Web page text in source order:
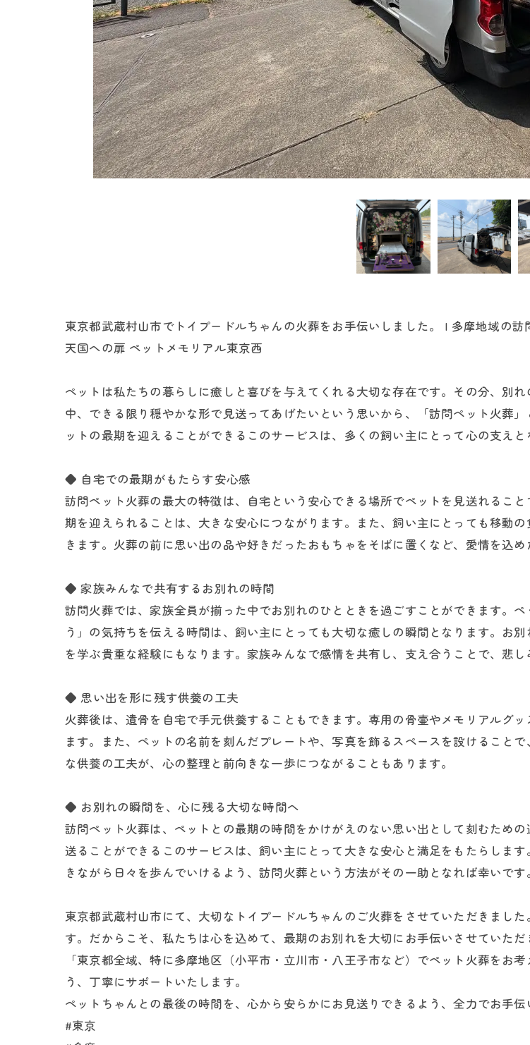
東京都武蔵村山市でトイプードルちゃんの火葬をお手伝いしました。 | 多摩地域の訪
天国への扉 ペットメモリアル東京西
ペットは私たちの暮らしに癒しと喜びを与えてくれる大切な存在です。その分、別
中、できる限り穏やかな形で見送ってあげたいという思いから、「訪問ペット火葬
ットの最期を迎えることができるこのサービスは、多くの飼い主にとって心の支えと
◆ 自宅での最期がもたらす安心感
訪問ペット火葬の最大の特徴は、自宅という安心できる場所でペットを見送れるこ
期を迎えられることは、大きな安心につながります。また、飼い主にとっても移動
きます。火葬の前に思い出の品や好きだったおもちゃをそばに置くなど、愛情を込
◆ 家族みんなで共有するお別れの時間
訪問火葬では、家族全員が揃った中でお別れのひとときを過ごすことができます。
う」の気持ちを伝える時間は、飼い主にとっても大切な癒しの瞬間となります。お
を学ぶ貴重な経験にもなります。家族みんなで感情を共有し、支え合うことで、悲し
◆ 思い出を形に残す供養の工夫
火葬後は、遺骨を自宅で手元供養することもできます。専用の骨壷やメモリアルグ
ます。また、ペットの名前を刻んだプレートや、写真を飾るスペースを設けること
な供養の工夫が、心の整理と前向きな一歩につながることもあります。
◆ お別れの瞬間を、心に残る大切な時間へ
訪問ペット火葬は、ペットとの最期の時間をかけがえのない思い出として刻むため
送ることができるこのサービスは、飼い主にとって大きな安心と満足をもたらしま
きながら日々を歩んでいけるよう、訪問火葬という方法がその一助となれば幸いです。
東京都武蔵村山市にて、大切なトイプードルちゃんのご火葬をさせていただきまし
す。だからこそ、私たちは心を込めて、最期のお別れを大切にお手伝いさせていただ
「東京都全域、特に多摩地区（小平市・立川市・八王子市など）でペット火葬をお
う、丁寧にサポートいたします。
ペットちゃんとの最後の時間を、心から安らかにお見送りできるよう、全力でお手
#東京